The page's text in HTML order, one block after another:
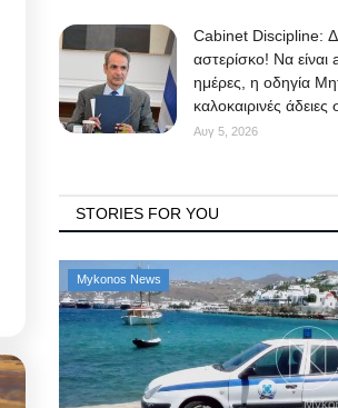
Cabinet Discipline:
αστερίσκο! Να είναι
ημέρες, η οδηγία
καλοκαιρινές άδειες
Αυγ 5, 2026
STORIES FOR YOU
Mykonos News